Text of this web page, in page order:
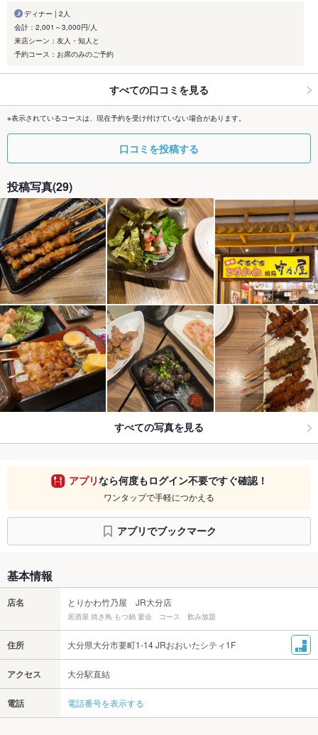
ディナー | 2人
会計：2,001～3,000円/人
来店シーン：友人・知人と
予約コース：お席のみのご予約
すべての口コミを見る
※表示されているコースは、現在予約を受け付けていない場合があります。
口コミを投稿する
投稿写真(29)
すべての写真を見る
アプリなら何度もログイン不要ですぐ確認！
ワンタップで手軽につかえる
アプリでブックマーク
基本情報
店名 とりかわ竹乃屋 JR大分店
居酒屋 焼き鳥 もつ鍋 宴会 コース 飲み放題
住所 大分県大分市要町1-14 JRおおいたシティ1F
アクセス 大分駅直結
電話 電話番号を表示する